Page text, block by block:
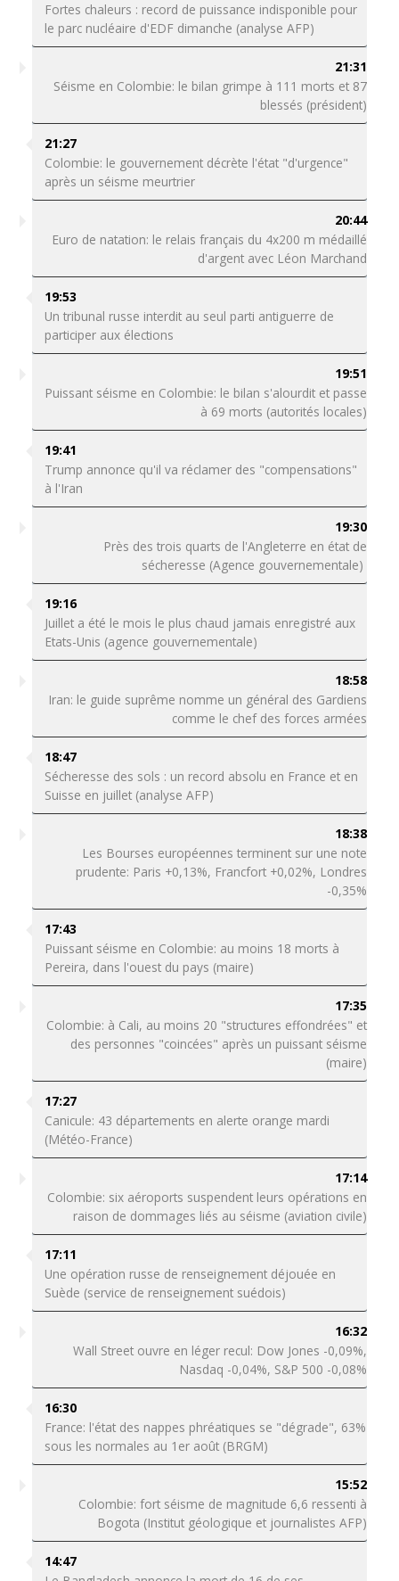
Fortes chaleurs : record de puissance indisponible pour
le parc nucléaire d'EDF dimanche (analyse AFP)
21:31
Séisme en Colombie: le bilan grimpe à 111 morts et 87
blessés (président)
21:27
Colombie: le gouvernement décrète l'état "d'urgence"
après un séisme meurtrier
20:44
Euro de natation: le relais français du 4x200 m médaillé
d'argent avec Léon Marchand
19:53
Un tribunal russe interdit au seul parti antiguerre de
participer aux élections
19:51
Puissant séisme en Colombie: le bilan s'alourdit et passe
à 69 morts (autorités locales)
19:41
Trump annonce qu'il va réclamer des "compensations"
à l'Iran
19:30
Près des trois quarts de l'Angleterre en état de
sécheresse (Agence gouvernementale)
19:16
Juillet a été le mois le plus chaud jamais enregistré aux
Etats-Unis (agence gouvernementale)
18:58
Iran: le guide suprême nomme un général des Gardiens
comme le chef des forces armées
18:47
Sécheresse des sols : un record absolu en France et en
Suisse en juillet (analyse AFP)
18:38
Les Bourses européennes terminent sur une note
prudente: Paris +0,13%, Francfort +0,02%, Londres
-0,35%
17:43
Puissant séisme en Colombie: au moins 18 morts à
Pereira, dans l'ouest du pays (maire)
17:35
Colombie: à Cali, au moins 20 "structures effondrées" et
des personnes "coincées" après un puissant séisme
(maire)
17:27
Canicule: 43 départements en alerte orange mardi
(Météo-France)
17:14
Colombie: six aéroports suspendent leurs opérations en
raison de dommages liés au séisme (aviation civile)
17:11
Une opération russe de renseignement déjouée en
Suède (service de renseignement suédois)
16:32
Wall Street ouvre en léger recul: Dow Jones -0,09%,
Nasdaq -0,04%, S&P 500 -0,08%
16:30
France: l'état des nappes phréatiques se "dégrade", 63%
sous les normales au 1er août (BRGM)
15:52
Colombie: fort séisme de magnitude 6,6 ressenti à
Bogota (Institut géologique et journalistes AFP)
14:47